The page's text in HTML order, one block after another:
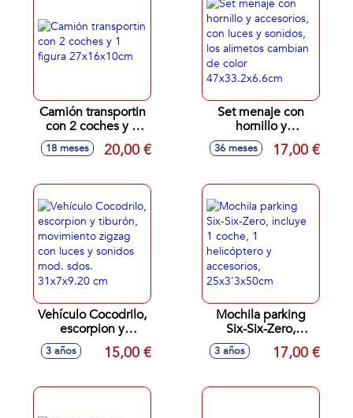
Camión transportin
con 2 coches y 1
figura 27x16x10cm
18 meses 20,00 €
Set menaje con
hornillo y
accesorios, con
luces y sonidos, los
de color
47x33.2x6.6cm
36 meses 17,00 €
Vehículo Cocodrilo,
escorpion y
tiburón,
movimiento zigzag
mod. sdos.
3 años 15,00 €
Mochila parking
Six-Six-Zero,
incluye 1 coche, 1
helicóptero y
25x3'3x50cm
3 años 17,00 €